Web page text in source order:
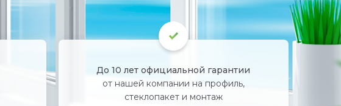
До 10 лет официальной гарантии
от нашей компании на профиль,
стеклопакет и монтаж